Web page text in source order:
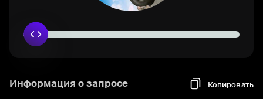
Информация о запросе Копировать